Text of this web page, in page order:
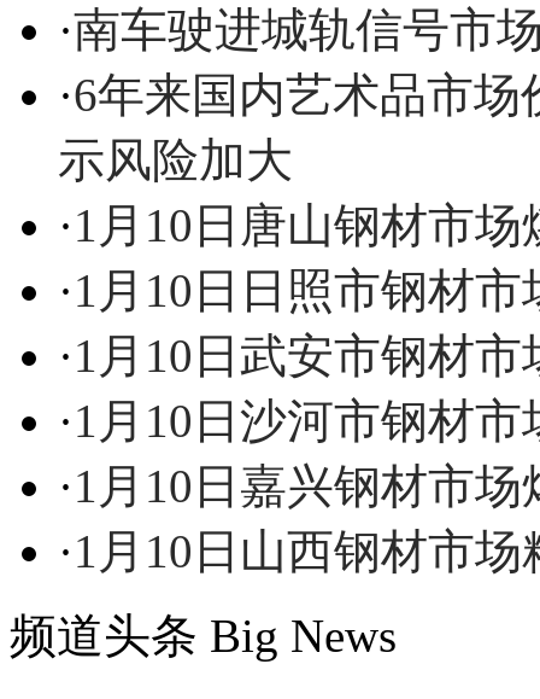
·南车驶进城轨信号市
·6年来国内艺术品市
示风险加大
·1月10日唐山钢材市
·1月10日日照市钢材
·1月10日武安市钢材
·1月10日沙河市钢材
·1月10日嘉兴钢材市
·1月10日山西钢材市
频道头条 Big News